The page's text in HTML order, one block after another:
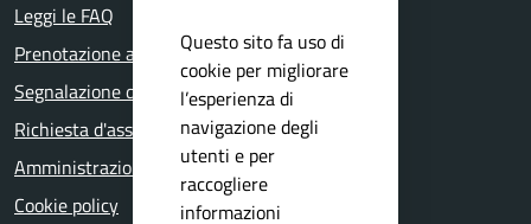
Leggi le FAQ
Prenotazione appuntamento
Segnalazione disservizio
Richiesta d'assistenza
Amministrazione trasparente
Cookie policy
Questo sito fa uso di
cookie per migliorare
l’esperienza di
navigazione degli
utenti e per
raccogliere
informazioni